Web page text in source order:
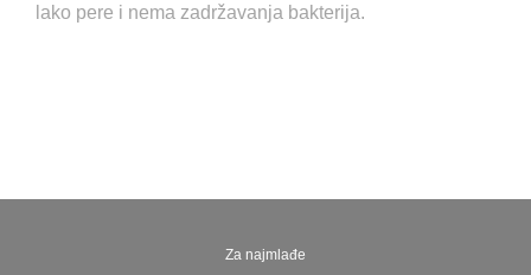
lako pere i nema zadržavanja bakterija.
Za najmlađe